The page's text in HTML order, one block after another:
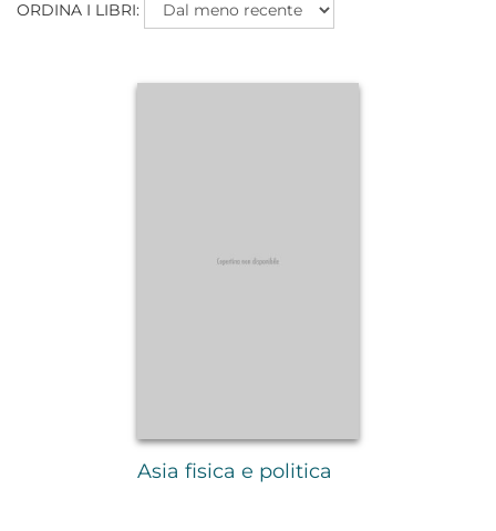
ORDINA I LIBRI:
Asia fisica e politica